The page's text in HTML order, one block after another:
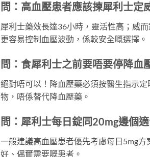
問：高血壓患者應該揀犀利士定
犀利士藥效長達36小時，靈活性高；威
更容易控制血壓波動，係較安全嘅選擇。
問：食犀利士之前要唔要停降血
絕對唔可以！降血壓藥必須按醫生指示
物，唔係替代降血壓藥。
問：犀利士每日錠同20mg邊個
一般建議高血壓患者優先考慮每日5mg
好、偶爾需要嘅患者。